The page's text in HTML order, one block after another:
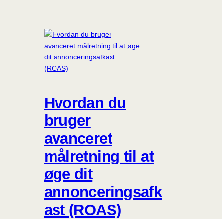
Hvordan du
bruger
avanceret
målretning til at
øge dit
annonceringsafk
ast (ROAS)